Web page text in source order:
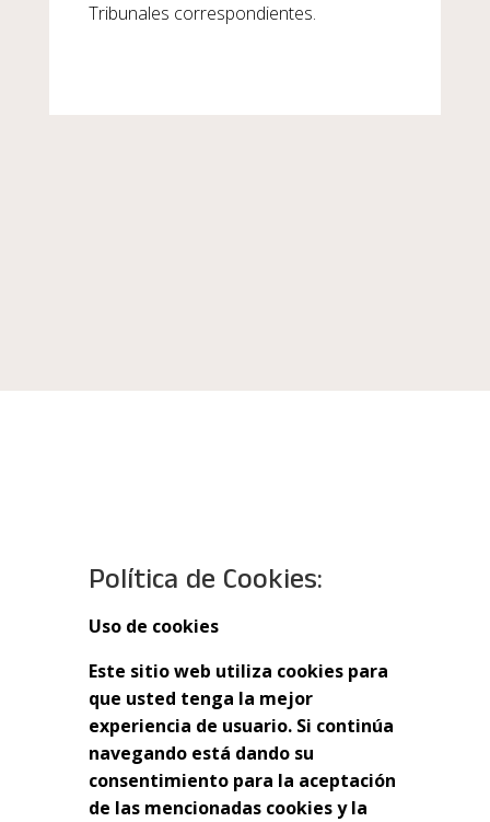
Tribunales correspondientes.
Política de Cookies:
Uso de cookies
Este sitio web utiliza cookies para
que usted tenga la mejor
experiencia de usuario. Si continúa
navegando está dando su
consentimiento para la aceptación
de las mencionadas cookies y la